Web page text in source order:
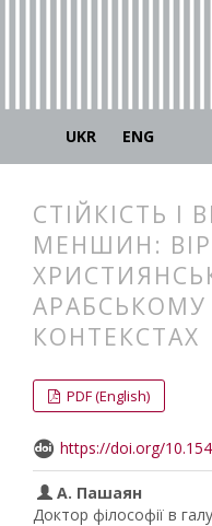
UKR ENG
СТІЙКІСТЬ І
МЕНШИН:
АРАБСЬКОМУ
КОНТЕКСТАХ
PDF (English)
https://doi.org/
А. Пашаян
Доктор філософії в